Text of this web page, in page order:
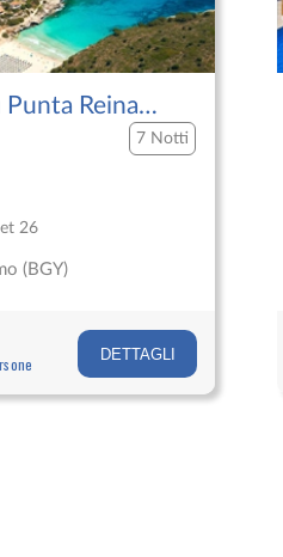
Reina
7 Notti
26
(BGY)
DETTAGLI